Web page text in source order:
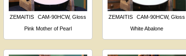
ZEMAITIS
CAM-90HCW, Gloss
Pink Mother of Pearl
ZEMAITIS
CAM-90HCW, Gloss
White Abalone